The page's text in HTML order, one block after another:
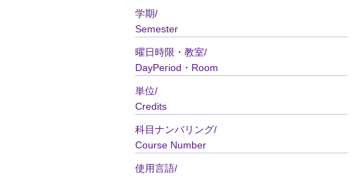
学期/
Semester
曜日時限・教室/
DayPeriod・Room
単位/
Credits
科目ナンバリング/
Course Number
使用言語/